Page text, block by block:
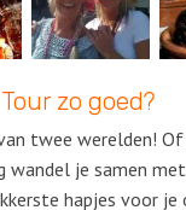
zo goed?
twee werelden!
wandel je samen
hapjes voor